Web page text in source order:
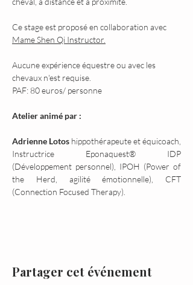
Ce stage est proposé en collaboration avec
Mame Shen Qi Instructor.
Aucune expérience équestre ou avec les
chevaux n'est requise.
PAF: 80 euros/ personne
Atelier animé par :
Adrienne Lotos hippothérapeute et équicoach,
Instructrice Eponaquest® IDP
(Développement personnel), IPOH (Power of
the Herd, agilité émotionnelle), CFT
(Connection Focused Therapy).
Partager cet événement